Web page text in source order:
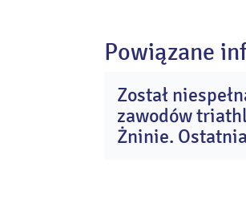
Powiązane
Został
zawodów
Żninie.